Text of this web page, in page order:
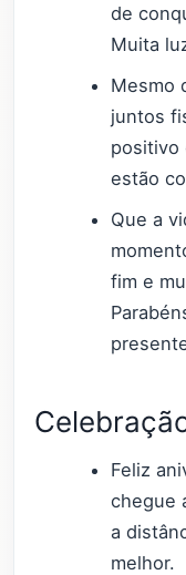
de
Muita
Mesmo
juntos
positivo
estão
Que a
fim e
Feliz
chegue
a
melhor.